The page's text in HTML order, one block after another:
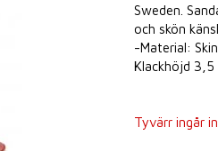
Sweden.
och skön
-Material:
Klackhöjd 3,5
Tyvärr ingår